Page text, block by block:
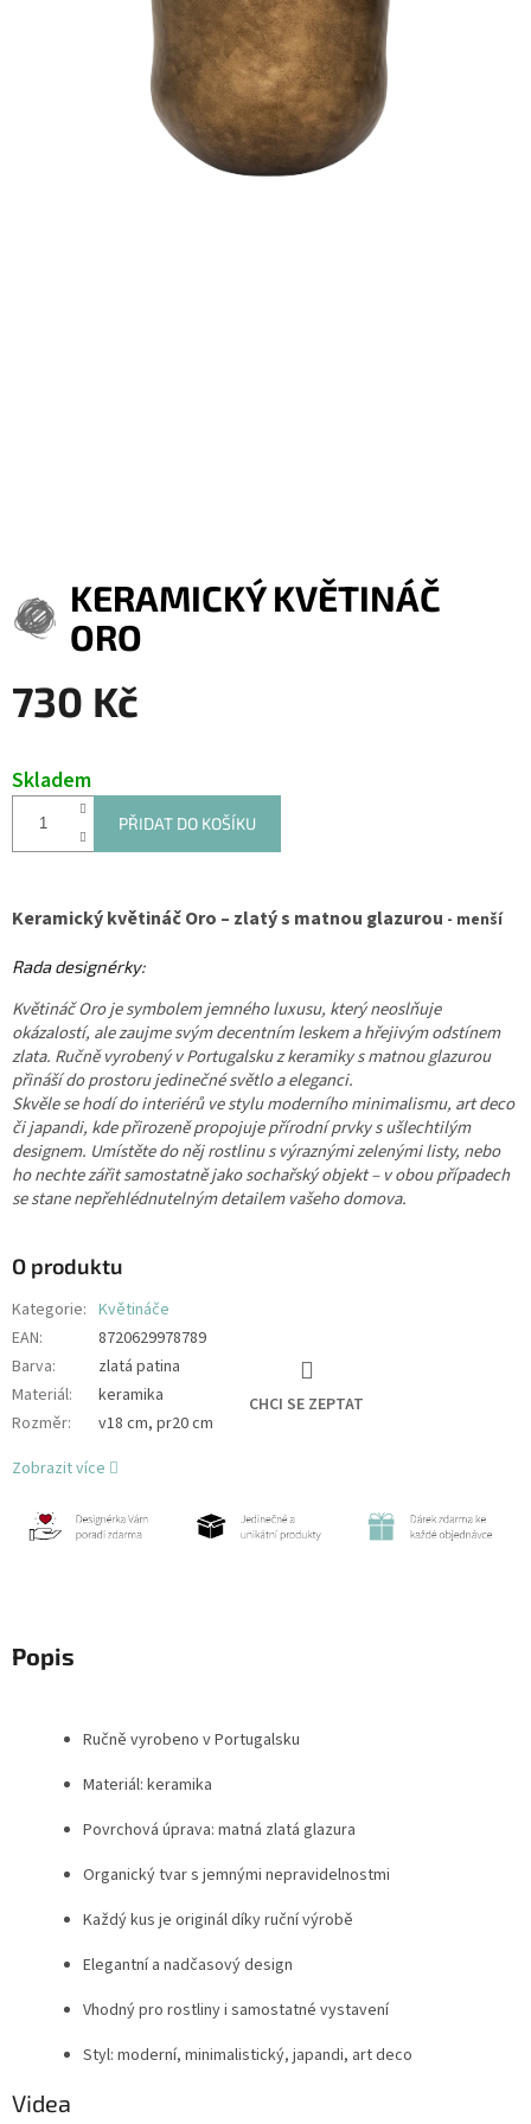
KERAMICKÝ KVĚTINÁČ
ORO
730 Kč
Skladem
PŘIDAT DO KOŠÍKU
Keramický květináč Oro – zlatý s matnou glazurou - menší
Rada designérky:
Květináč Oro je symbolem jemného luxusu, který neoslňuje
okázalostí, ale zaujme svým decentním leskem a hřejivým odstínem
zlata. Ručně vyrobený v Portugalsku z keramiky s matnou glazurou
přináší do prostoru jedinečné světlo a eleganci.
Skvěle se hodí do interiérů ve stylu moderního minimalismu, art deco
či japandi, kde přirozeně propojuje přírodní prvky s ušlechtilým
designem. Umístěte do něj rostlinu s výraznými zelenými listy, nebo
ho nechte zářit samostatně jako sochařský objekt – v obou případech
se stane nepřehlédnutelným detailem vašeho domova.
O produktu
Kategorie: Květináče
EAN:
8720629978789
Barva:
zlatá patina
Materiál:
keramika
Rozměr: v18 cm, pr20 cm
CHCI SE ZEPTAT
Zobrazit více
Popis
Ručně vyrobeno v Portugalsku
Materiál: keramika
Povrchová úprava: matná zlatá glazura
Organický tvar s jemnými nepravidelnostmi
Každý kus je originál díky ruční výrobě
Elegantní a nadčasový design
Vhodný pro rostliny i samostatné vystavení
Styl: moderní, minimalistický, japandi, art deco
Videa